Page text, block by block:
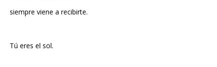
siempre viene a recibirte.
Tú eres el sol.